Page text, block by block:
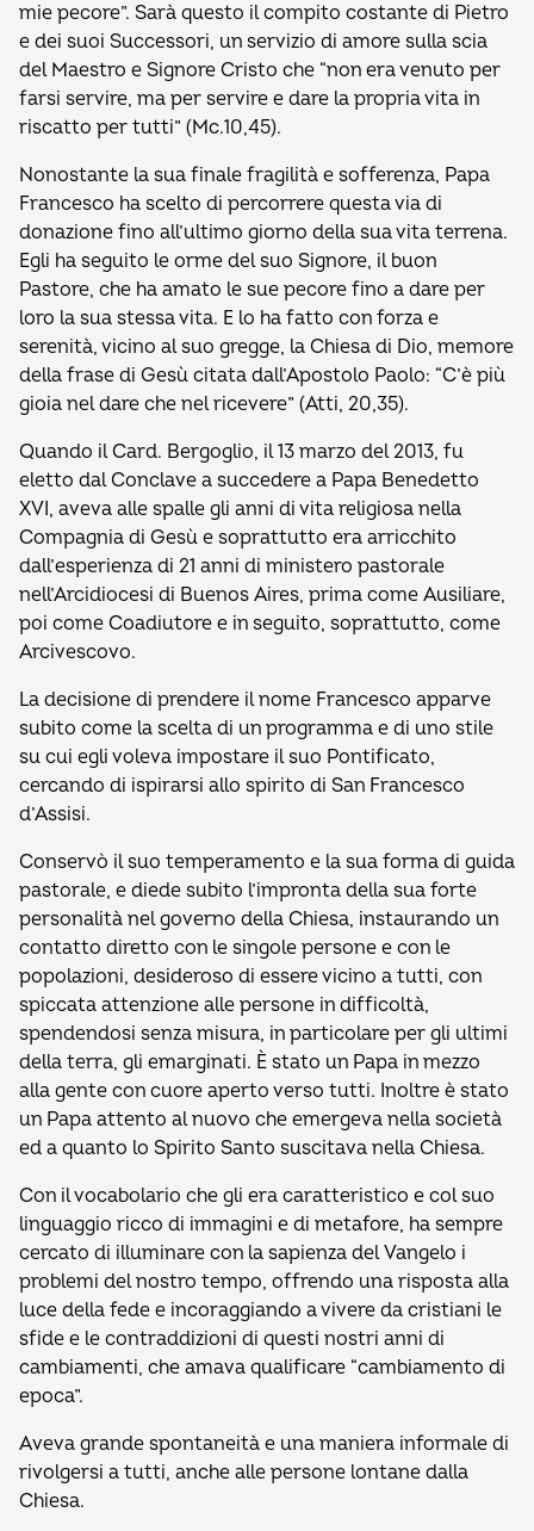
mie pecore”. Sarà questo il compito costante di Pietro
e dei suoi Successori, un servizio di amore sulla scia
del Maestro e Signore Cristo che “non era venuto per
farsi servire, ma per servire e dare la propria vita in
riscatto per tutti” (Mc.10,45).
Nonostante la sua finale fragilità e sofferenza, Papa
Francesco ha scelto di percorrere questa via di
donazione fino all’ultimo giorno della sua vita terrena.
Egli ha seguito le orme del suo Signore, il buon
Pastore, che ha amato le sue pecore fino a dare per
loro la sua stessa vita. E lo ha fatto con forza e
serenità, vicino al suo gregge, la Chiesa di Dio, memore
della frase di Gesù citata dall’Apostolo Paolo: “C’è più
gioia nel dare che nel ricevere” (Atti, 20,35).
Quando il Card. Bergoglio, il 13 marzo del 2013, fu
eletto dal Conclave a succedere a Papa Benedetto
XVI, aveva alle spalle gli anni di vita religiosa nella
Compagnia di Gesù e soprattutto era arricchito
dall’esperienza di 21 anni di ministero pastorale
nell’Arcidiocesi di Buenos Aires, prima come Ausiliare,
poi come Coadiutore e in seguito, soprattutto, come
Arcivescovo.
La decisione di prendere il nome Francesco apparve
subito come la scelta di un programma e di uno stile
su cui egli voleva impostare il suo Pontificato,
cercando di ispirarsi allo spirito di San Francesco
d’Assisi.
Conservò il suo temperamento e la sua forma di guida
pastorale, e diede subito l’impronta della sua forte
personalità nel governo della Chiesa, instaurando un
contatto diretto con le singole persone e con le
popolazioni, desideroso di essere vicino a tutti, con
spiccata attenzione alle persone in difficoltà,
spendendosi senza misura, in particolare per gli ultimi
della terra, gli emarginati. È stato un Papa in mezzo
alla gente con cuore aperto verso tutti. Inoltre è stato
un Papa attento al nuovo che emergeva nella società
ed a quanto lo Spirito Santo suscitava nella Chiesa.
Con il vocabolario che gli era caratteristico e col suo
linguaggio ricco di immagini e di metafore, ha sempre
cercato di illuminare con la sapienza del Vangelo i
problemi del nostro tempo, offrendo una risposta alla
luce della fede e incoraggiando a vivere da cristiani le
sfide e le contraddizioni di questi nostri anni di
cambiamenti, che amava qualificare “cambiamento di
epoca”.
Aveva grande spontaneità e una maniera informale di
rivolgersi a tutti, anche alle persone lontane dalla
Chiesa.